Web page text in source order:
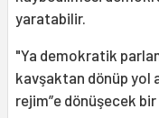
yaratabilir.
"Ya demokratik
kavşaktan dönüp yol
rejim”e dönüşecek